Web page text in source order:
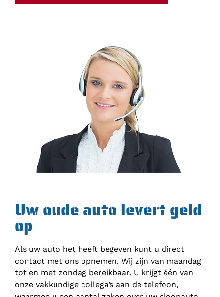
Uw oude auto levert geld
op
Als uw auto het heeft begeven kunt u direct
contact met ons opnemen. Wij zijn van maandag
tot en met zondag bereikbaar. U krijgt één van
onze vakkundige collega’s aan de telefoon,